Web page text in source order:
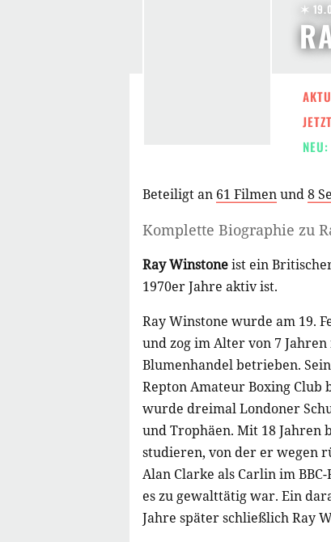
✶
Beteiligt an 61 Filmenund8
Komplette Biographie zu
Ray Winstoneist ein
1970er Jahre aktiv ist.
Ray Winstone wurde am 19.
und zog im Alter von 7
Blumenhandel betrieben.
Repton Amateur Boxing Club
wurde dreimal Londoner
und Trophäen. Mit 18 Jahren
studieren, von der er wegen
Alan Clarke als Carlin im
es zu gewalttätig war. Ein
Jahre später schließlich Ray